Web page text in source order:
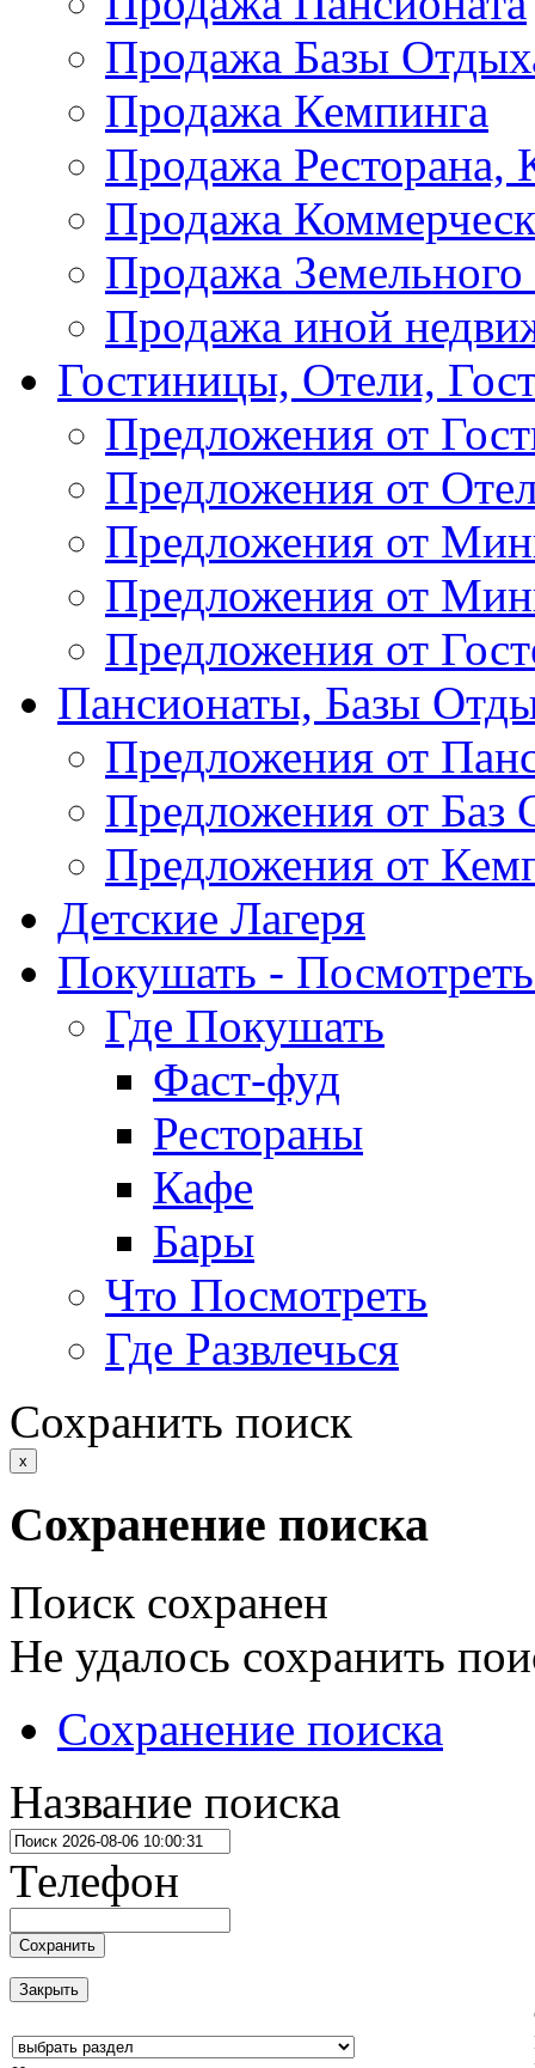
Продажа Базы
Продажа Кемпинга
Продажа Ресторана,
Продажа
Продажа Земельного
Продажа иной
Гостиницы, Отели,
Предложения от
Предложения от
Предложения от
Предложения от
Предложения от
Пансионаты, Базы
Предложения от
Предложения от Баз
Предложения от
Детские Лагеря
Покушать - Посмотреть
Где Покушать
Фаст-фуд
Рестораны
Кафе
Бары
Что Посмотреть
Где Развлечься
Сохранить поиск
x
Сохранение поиска
Поиск сохранен
Не удалось сохранить
Сохранение поиска
Название поиска
Телефон
Сохранить
Закрыть